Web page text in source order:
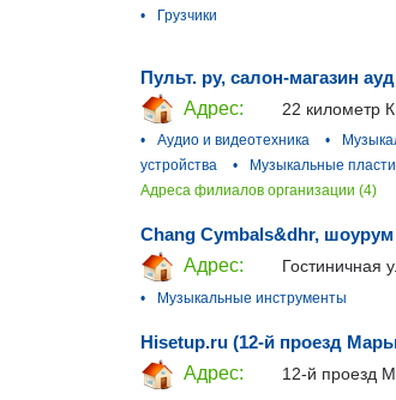
•
Грузчики
Пульт. ру, салон-магазин
Адрес:
22 километр
•
Аудио и видеотехника •
устройства
•
Музыкальные
Адреса филиалов организации (4)
Chang Cymbals&dhr,
Адрес:
Гостиничная
•
Музыкальные инструменты
Hisetup.ru (12-й проезд
Адрес:
12-й проезд